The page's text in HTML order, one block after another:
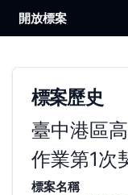
開放標案
標案歷史
臺中港區
作業第1次
標案名稱